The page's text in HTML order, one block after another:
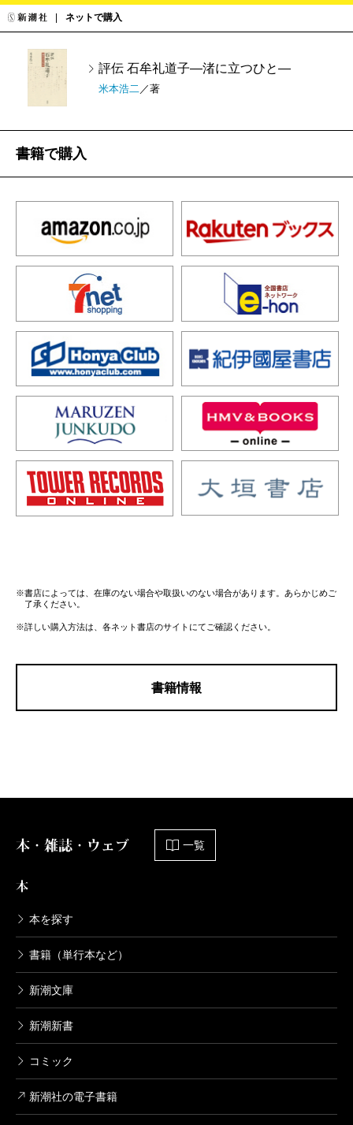
ネットで購入
評伝 石牟礼道子―渚に立つひと―
米本浩二 ／著
書籍で購入
※書店によっては、在庫のない場合や取扱いのない場合があります。あらかじめご
了承ください。
※詳しい購入方法は、各ネット書店のサイトにてご確認ください。
書籍情報
本・雑誌・ウェブ 一覧
本
本を探す
書籍（単行本など）
新潮文庫
新潮新書
コミック
新潮社の電子書籍